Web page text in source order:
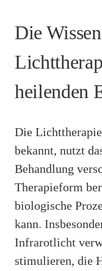
Die
heilenden
Die
bekannt, nutzt
Behandlung
Therapieform
biologische
kann.
Infrarotlicht
stimulieren, die